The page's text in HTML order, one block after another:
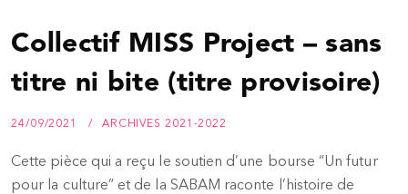
Collectif MISS Project – sans
titre ni bite (titre provisoire)
24/09/2021 ARCHIVES 2021-2022
Cette pièce qui a reçu le soutien d’une bourse “Un futur
pour la culture” et de la SABAM raconte l’histoire de